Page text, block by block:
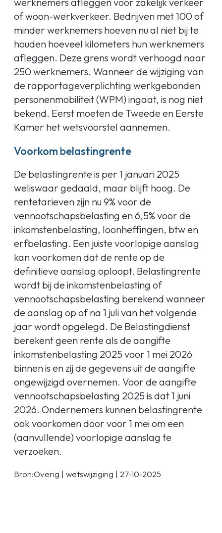
of woon-werkverkeer. Bedrijven met 100 of
minder werknemers hoeven nu al niet bij te
houden hoeveel kilometers hun werknemers
afleggen. Deze grens wordt verhoogd naar
250 werknemers. Wanneer de wijziging van
de rapportageverplichting werkgebonden
personenmobiliteit (WPM) ingaat, is nog niet
bekend. Eerst moeten de Tweede en Eerste
Kamer het wetsvoorstel aannemen.
Voorkom belastingrente
De belastingrente is per 1 januari 2025
weliswaar gedaald, maar blijft hoog. De
rentetarieven zijn nu 9% voor de
vennootschapsbelasting en 6,5% voor de
inkomstenbelasting, loonheffingen, btw en
erfbelasting. Een juiste voorlopige aanslag
kan voorkomen dat de rente op de
definitieve aanslag oploopt. Belastingrente
wordt bij de inkomstenbelasting of
vennootschapsbelasting berekend wanneer
de aanslag op of na 1 juli van het volgende
jaar wordt opgelegd. De Belastingdienst
berekent geen rente als de aangifte
inkomstenbelasting 2025 voor 1 mei 2026
binnen is en zij de gegevens uit de aangifte
ongewijzigd overnemen. Voor de aangifte
vennootschapsbelasting 2025 is dat 1 juni
2026. Ondernemers kunnen belastingrente
ook voorkomen door voor 1 mei om een
(aanvullende) voorlopige aanslag te
verzoeken.
Bron:Overig | wetswijziging | 27-10-2025